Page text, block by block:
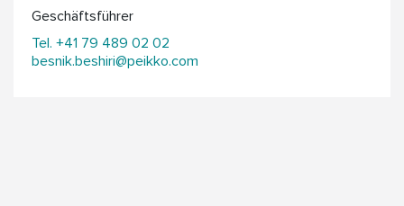
Geschäftsführer
Tel. +41 79 489 02 02
besnik.beshiri@peikko.com